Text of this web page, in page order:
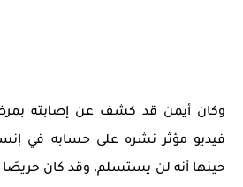
وكان أيمن قد كشف عن إصابته
حينها أنه لن يستسلم، وقد كان